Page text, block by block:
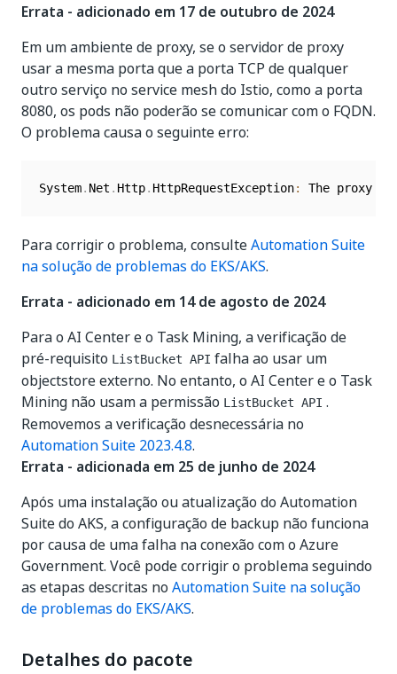
Errata - adicionado em 17 de outubro de 2024
Em um ambiente de proxy, se o servidor de proxy
usar a mesma porta que a porta TCP de qualquer
outro serviço no service mesh do Istio, como a porta
8080, os pods não poderão se comunicar com o FQDN.
O problema causa o seguinte erro:
System. Net . Http. HttpRequestException: The proxy
Para corrigir o problema, consulteAutomation Suite
na solução de problemas do EKS/AKS.
Errata - adicionado em 14 de agosto de 2024
Para o AI Center e o Task Mining, a verificação de
pré-requisito ListBucket API falha ao usar um
objectstore externo. No entanto, o AI Center e o Task
Mining não usam a permissão ListBucket API .
Removemos a verificação desnecessária no
Automation Suite 2023.4.8.
Errata - adicionada em 25 de junho de 2024
Após uma instalação ou atualização do Automation
Suite do AKS, a configuração de backup não funciona
por causa de uma falha na conexão com o Azure
Government. Você pode corrigir o problema seguindo
as etapas descritas no Automation Suite na solução
de problemas do EKS/AKS.
Detalhes do pacote